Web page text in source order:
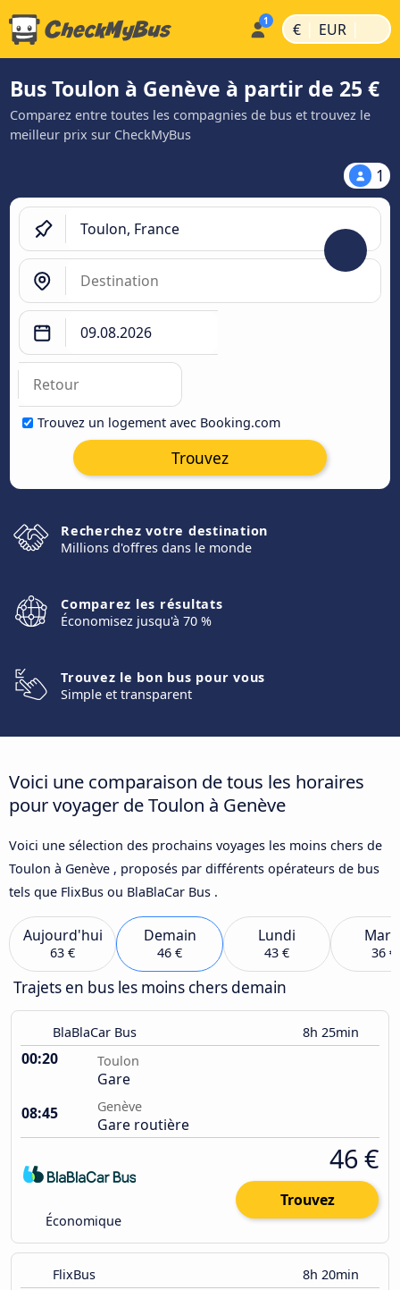
€ | EUR |
Bus Toulon à Genève à partir de 25 €
Comparez entre toutes les compagnies de bus et trouvez le
meilleur prix sur CheckMyBus
1
Trouvez un logement avec Booking.com
Trouvez
Recherchez votre destination
Millions d'offres dans le monde
Comparez les résultats
Économisez jusqu'à 70 %
Trouvez le bon bus pour vous
Simple et transparent
Voici une comparaison de tous les horaires
pour voyager de Toulon à Genève
Voici une sélection des prochains voyages les moins chers de
Toulon à Genève , proposés par différents opérateurs de bus
tels que FlixBus ou BlaBlaCar Bus .
Aujourd'hui
63 €
Demain
46 €
Lundi
43 € 36 €
Trajets en bus les moins chers demain
BlaBlaCar Bus 8h 25min
00:20 Toulon
Gare
08:45
Genève
Gare routière
Économique
46 €
Trouvez
FlixBus 8h 20min